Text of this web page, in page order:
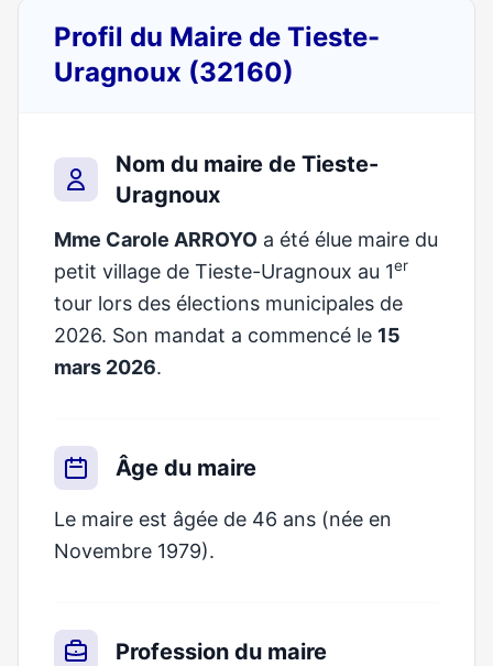
Profil du Maire de Tieste-
Uragnoux (32160)
Nom du maire de Tieste-
Uragnoux
Mme Carole ARROYO a été élue maire du
petit village de Tieste-Uragnoux au 1er
tour lors des élections municipales de
2026. Son mandat a commencé le 15
mars 2026.
Âge du maire
Le maire est âgée de 46 ans (née en
Novembre 1979).
Profession du maire